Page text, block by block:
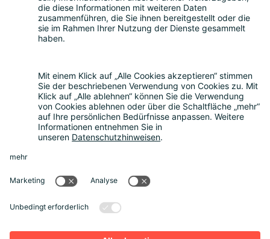
Nachhaltigkeit
Kontakt
Sonstiges
Partner werden
News
Rechtliches